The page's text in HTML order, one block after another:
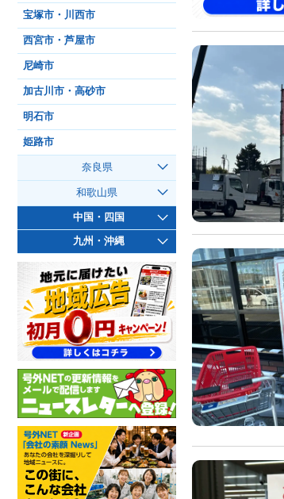
宝塚市・川西市
西宮市・芦屋市
尼崎市
加古川市・高砂市
明石市
姫路市
奈良県
和歌山県
中国・四国
九州・沖縄